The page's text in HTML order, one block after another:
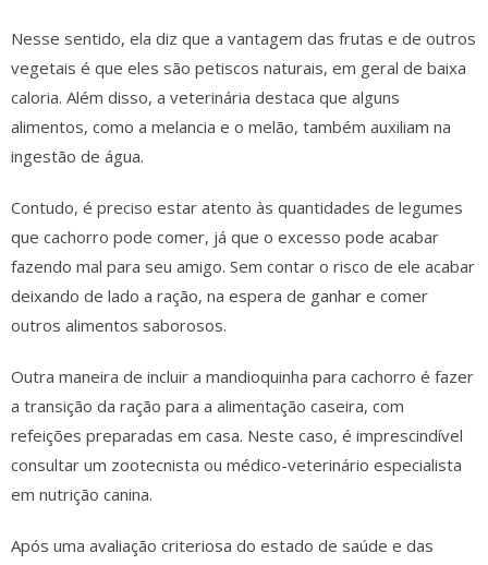
Nesse sentido, ela diz que a vantagem das frutas e de outros
vegetais é que eles são petiscos naturais, em geral de baixa
caloria. Além disso, a veterinária destaca que alguns
alimentos, como a melancia e o melão, também auxiliam na
ingestão de água.
Contudo, é preciso estar atento às quantidades de legumes
que cachorro pode comer, já que o excesso pode acabar
fazendo mal para seu amigo. Sem contar o risco de ele acabar
deixando de lado a ração, na espera de ganhar e comer
outros alimentos saborosos.
Outra maneira de incluir a mandioquinha para cachorro é fazer
a transição da ração para a alimentação caseira, com
refeições preparadas em casa. Neste caso, é imprescindível
consultar um zootecnista ou médico-veterinário especialista
em nutrição canina.
Após uma avaliação criteriosa do estado de saúde e das